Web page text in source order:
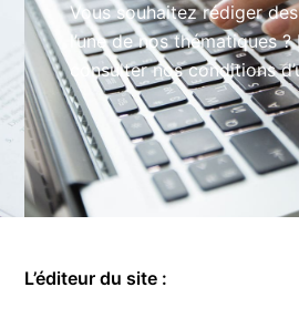
Vous souhaitez rédiger
l’une de nos thématiques ?
consulter nos conditions
L’éditeur du site :